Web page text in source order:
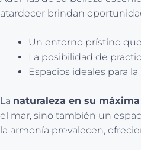
atardecer brindan
Un entorno prístino
La posibilidad de
Espacios ideales para
La naturaleza en su
el mar, sino también un
la armonía prevalecen,